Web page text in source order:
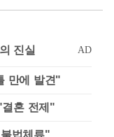
만에 발견"
혼 전제"
법체류"